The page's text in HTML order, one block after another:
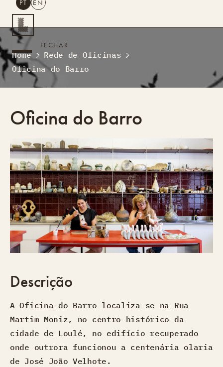
PESQUISAR
PT EN
Turismo Criativo
Rede de Oficinas
Formação
ProjetosA AcontecerMontra
Sobre Nós
Contactos
PT EN
FECHAR
Home
Rede de Oficinas
Oficina do Barro
Oficina do Barro
Descrição
A Oficina do Barro localiza-se na Rua
Martim Moniz, no centro histórico da
cidade de Loulé, no edifício recuperado
onde outrora funcionou a centenária olaria
de José João Velhote.